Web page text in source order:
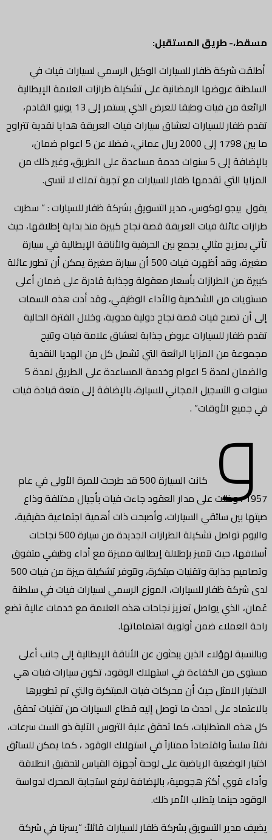
مسقط،- طريق المستقبل:
أطلقت شركة ظفار للسيارات الوكيل الرسمي لسيارات فيات في
السلطنة عروضها الرمضانية على تشكيلة طرازات العلامة الإيطالية
الرائعة من فيات وطبقا للعرض الذي يستمر إلى 13 يونيو القادم،
تقدم ظفار للسيارات لعشاق سيارات فيات العريقة هدايا نقدية تتراوح
ما بين 1798 إلى 2000 ريال عماني، فضلا عن 5 اعوام ضمان،
بالإضافة إلى 5 سنوات خدمة مساعدة على الطريق
،وغير ذلك من
المزايا التي تقدمها ظفار للسيارات مع تجربة تملك لا تنسى.
يقول بيجو لوكوس، مدير التسويق بشركة ظفار للسيارات : ” سطرت
طرازات عائلة فيات العريقة قصة نجاح كبيرة منذ بداية إطلاقها، حيث
تأتي بمزيج مثالي يجمع بين الحرفية والأناقة الإيطالية في سيارة
صغيرة، وقد أظهرت فيات 500 أن سيارة صغيرة يمكن أن تطور عائلة
كبيرة من الطرازات بأسعار معقولة وجذابة قادرة على ضمان أعلى
مستويات من الشخصية والأداء الوظيفي، وقد أدت هذه السمات
إلى أن تصبح فيات قصة نجاح دولية مدوية، وخلال الفترة الحالية
تقدم ظفار للسيارات عروض جذابة لعشاق علامة فيات وتتيح
مجموعة من المزايا الرائعة التي تشمل كل من الهديا النقدية
والضمان لمدة 5 اعوام وخدمة المساعدة على الطريق لمدة 5
سنوات و التسجيل المجاني للسيارة، بالإضافة إلى متعة قيادة فيات
في جميع الأوقات” .
و
كانت السيارة 500 قد طرحت للمرة الأولى في عام
1957 ، وظلت على مدار العقود جاءت فيات بأجيال مختلفة وذاع
صيتها بين سائقي السيارات، وأصبحت ذات أهمية اجتماعية حقيقية،
واليوم تواصل تشكيلة الطرازات الجديدة من سيارة 500 نجاحات
أسلافها، حيث تتميز بإطلالة إيطالية مميزة مع أداء وظيفي متفوق
وتصاميم جذابة وتقنيات مبتكرة، وتتوفر تشكيلة ميزة من فيات 500
لدى شركة ظفار للسيارات، الموزع الرسمي لسيارات فيات في سلطنة
عُمان، الذي يواصل تعزيز نجاحات هذه العلامة مع خدمات عالية تضع
راحة العملاء ضمن أولوية اهتماماتها.
وبالنسبة لهؤلاء الذين يبحثون عن الأناقة الإيطالية إلى جانب أعلى
مستوى من الكفاءة في استهلاك الوقود، تكون سيارات فيات هي
الاختيار الامثل حيث أن محركات فيات المبتكرة والتي تم تطويرها
بالاعتماد على احدث ما توصل إليه قطاع السيارات من تقنيات تحقق
كل هذه المتطلبات، كما تحقق علبة التروس الآلية ذو الست سرعات،
نقلاً سلساً واقتصاداً ممتازاً في استهلاك الوقود ، كما يمكن للسائق
اختيار الوضعية الرياضية على لوحة أجهزة القياس لتحقيق انطلاقة
وأداء قوي أكثر هجومية، بالإضافة لرفع استجابة المحرك لدواسة
الوقود حينما يتطلب الأمر ذلك.
يضيف مدير التسويق بشركة ظفار للسيارات قائلاً: “يسرنا في شركة